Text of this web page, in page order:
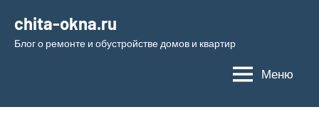
содержимому
chita-okna.ru
Блог о ремонте и обустройстве домов и квартир
Меню